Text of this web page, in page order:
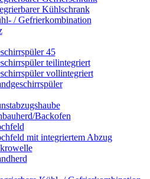
Kühlschrank
/ Gefrierkombination
45
teilintegriert
vollintegriert
Backofen
mit integriertem Abzug